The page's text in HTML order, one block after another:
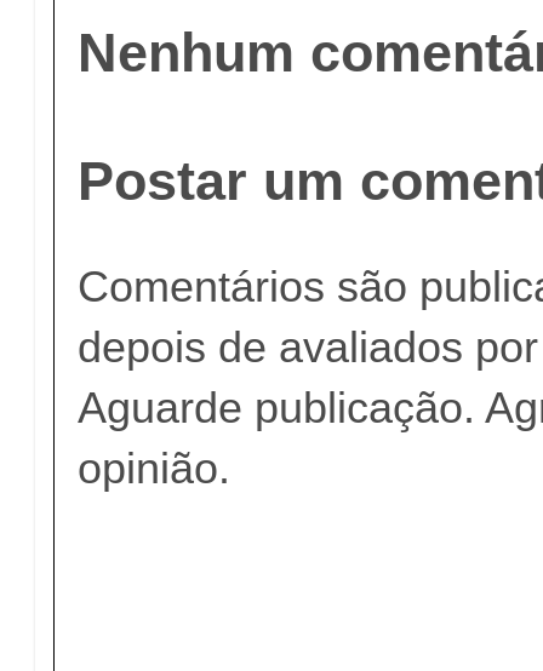
Nenhum
Postar um
Comentários são
depois de avaliados
Aguarde publicação.
opinião.